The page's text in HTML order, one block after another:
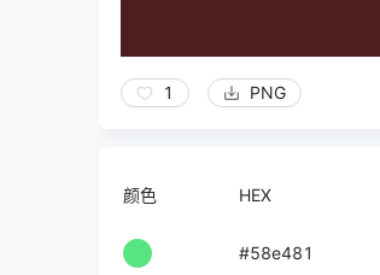
1 PNG
颜色 HEX
#58e481